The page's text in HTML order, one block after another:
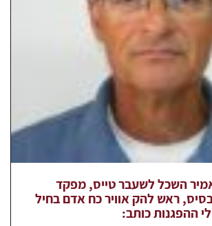
השכל לשעבר טייס, מפקד
ראש להק אוויר כח אדם בחיל
ההפגנות כותב: